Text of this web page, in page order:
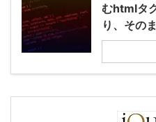
むhtmlタ
り、その